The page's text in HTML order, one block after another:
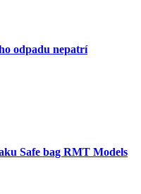
odpadu nepatrí
Safe bag RMT Models